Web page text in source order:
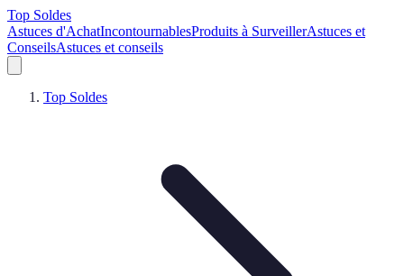
Top Soldes
Astuces d'AchatIncontournablesProduits à SurveillerAstuces et
ConseilsAstuces et conseils
Top Soldes